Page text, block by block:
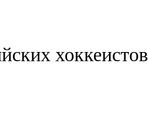
хоккеистов